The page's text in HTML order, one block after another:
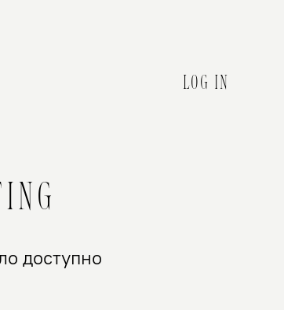
LOG IN
доступно